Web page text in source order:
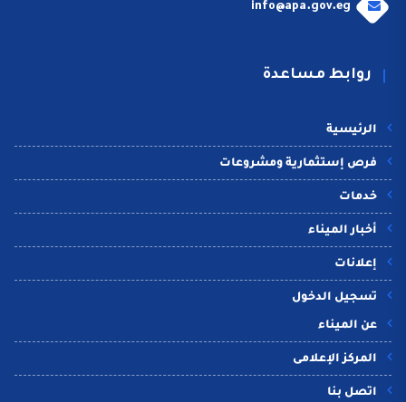
info@apa.gov.eg
روابط مساعدة
الرئيسية
فرص إستثمارية ومشروعات
خدمات
أخبار الميناء
إعلانات
تسجيل الدخول
عن الميناء
المركز الإعلامى
اتصل بنا